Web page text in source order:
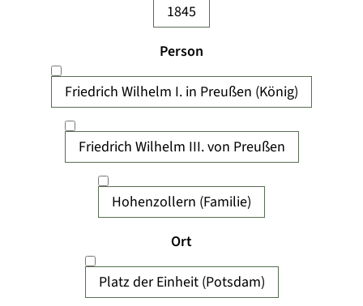
1845
Person
Friedrich Wilhelm I. in Preußen (König)
Friedrich Wilhelm III. von Preußen
Hohenzollern (Familie)
Ort
Platz der Einheit (Potsdam)